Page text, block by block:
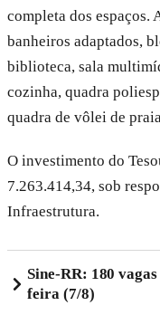
completa dos espaços.
banheiros adaptados,
biblioteca, sala
cozinha, quadra
quadra de vôlei de
O investimento do
7.263.414,34, sob
Infraestrutura.
Sine-RR: 180
feira (7/8)